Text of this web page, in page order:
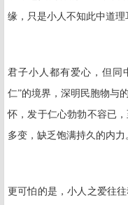
缘，只是小人不知此中道理
君子小人都有爱心，但同
仁”的境界，深明民胞物与
怀，发于仁心勃勃不容已
多变，缺乏饱满持久的内力
更可怕的是，小人之爱往